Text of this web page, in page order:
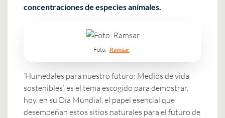
concentraciones de especies animales.
Foto: Ramsar
‘Humedales para nuestro futuro: Medios de vida
sostenibles’, es el tema escogido para demostrar,
hoy, en su Día Mundial, el papel esencial que
desempeñan estos sitios naturales para el futuro de